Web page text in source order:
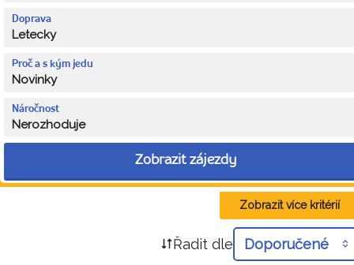
Doprava
Letecky
Proč a s kým jedu
Novinky
Náročnost
Nerozhoduje
Zobrazit zájezdy
Zobrazit více kritérií
Řadit dle Doporučené